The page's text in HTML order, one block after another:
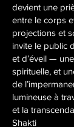
devient une
entre le corps
projections et
invite le public
et d’éveil —
spirituelle, et
de
lumineuse à
et la
Shakti